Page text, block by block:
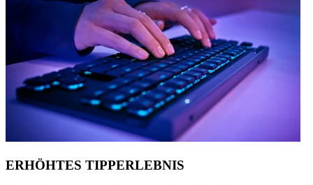
ERHÖHTES TIPPERLEBNIS